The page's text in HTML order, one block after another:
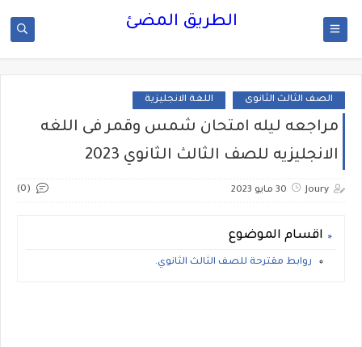
الطريق المضئ
الصف الثالث الثانوى اللغة الانجليزية
مراجعه ليله امتحان شمس وقمر فى اللغه
الانجليزيه للصف الثالث الثانوي 2023
Joury 30 مايو 2023 (0)
اقسام الموضوع
روابط مقترحة للصف الثالث الثانوي.